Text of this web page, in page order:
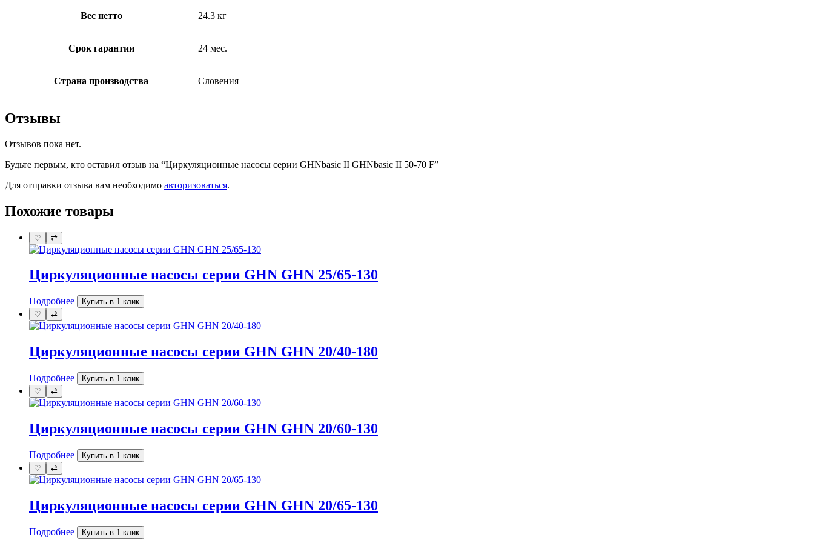
Вес нетто 24.3 кг
Срок гарантии 24 мес.
Страна производства Словения
Отзывы
Отзывов пока нет.
Будьте первым, кто оставил отзыв на “Циркуляционные насосы серии GHNbasic II GHNbasic II 50-70 F”
Для отправки отзыва вам необходимо авторизоваться.
Похожие товары
♡ ⇄
Циркуляционные насосы серии GHN GHN 25/65-130
Подробнее
Купить в 1 клик
♡
⇄
Циркуляционные насосы серии GHN GHN 20/40-180
Подробнее
Купить в 1 клик
♡
⇄
Циркуляционные насосы серии GHN GHN 20/60-130
Подробнее
Купить в 1 клик
♡
⇄
Циркуляционные насосы серии GHN GHN 20/65-130
Подробнее Купить в 1 клик